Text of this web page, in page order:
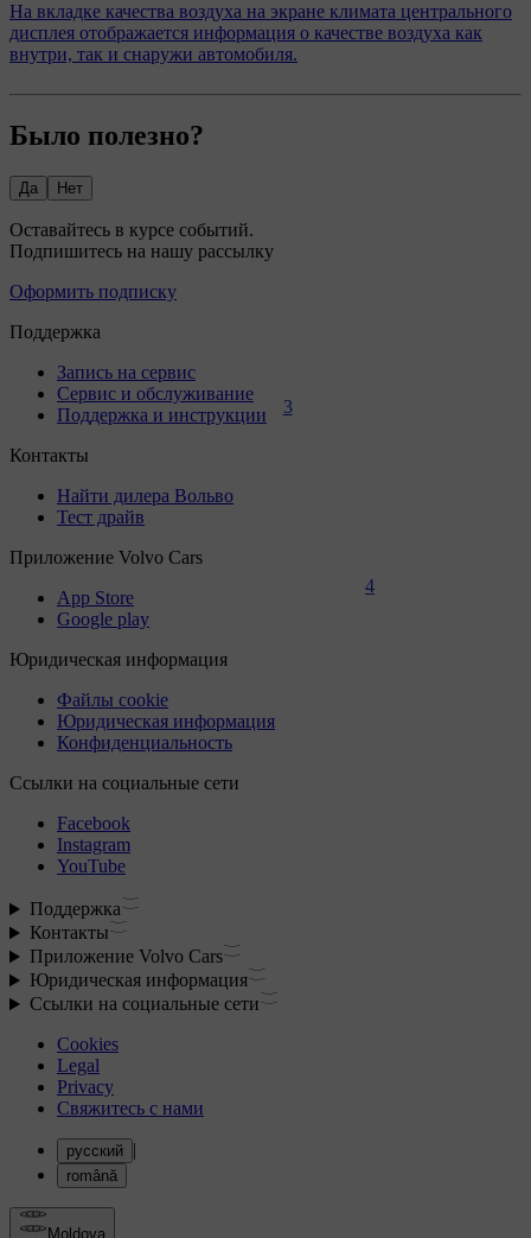
4
3
На вкладке качества воздуха на экране климата центрального
дисплея отображается информация о качестве воздуха как
внутри, так и снаружи автомобиля.
Было полезно?
Да Нет